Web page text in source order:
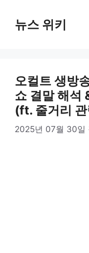
뉴스 위키
오컬트 생방
쇼 결말 해석
(ft. 줄거리
2025년 07월 30일